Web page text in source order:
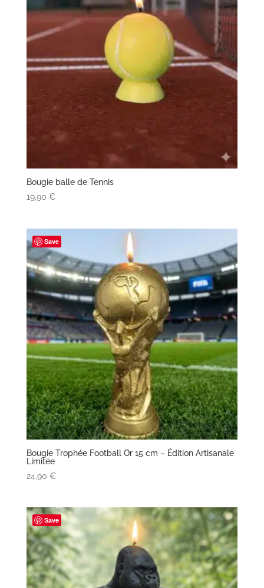
Bougie balle de Tennis
19,90 €
Save
Bougie Trophée Football Or 15 cm – Édition Artisanale
Limitée
24,90 €
Save